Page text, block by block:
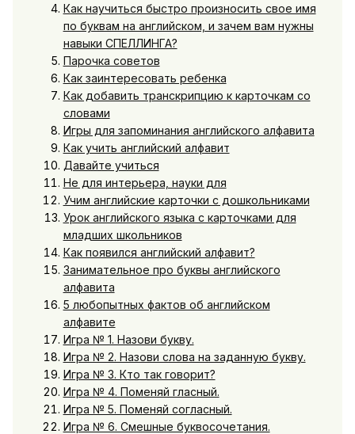
Как научиться быстро произносить свое имя
по буквам на английском, и зачем вам нужны
навыки СПЕЛЛИНГА?
Парочка советов
Как заинтересовать ребенка
Как добавить транскрипцию к карточкам со
словами
Игры для запоминания английского алфавита
Как учить английский алфавит
Давайте учиться
Не для интерьера, науки для
Учим английские карточки с дошкольниками
Урок английского языка с карточками для
младших школьников
Как появился английский алфавит?
Занимательное про буквы английского
алфавита
5 любопытных фактов об английском
алфавите
Игра № 1. Назови букву.
Игра № 2. Назови слова на заданную букву.
Игра № 3. Кто так говорит?
Игра № 4. Поменяй гласный.
Игра № 5. Поменяй согласный.
Игра № 6. Смешные буквосочетания.